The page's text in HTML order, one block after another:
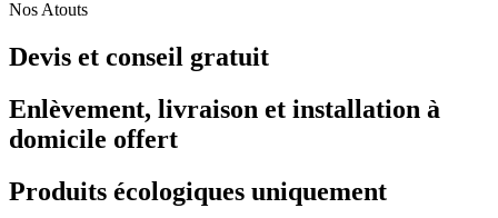
Nos Atouts
Devis et conseil gratuit
Enlèvement, livraison et installation à
domicile offert
Produits écologiques uniquement